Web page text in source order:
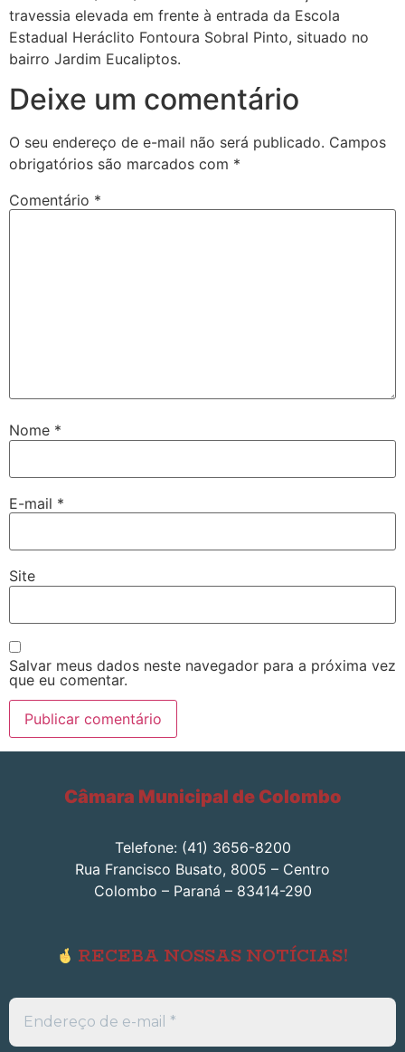
travessia elevada em frente à entrada da Escola
Estadual Heráclito Fontoura Sobral Pinto, situado no
bairro Jardim Eucaliptos.
Deixe um comentário
O seu endereço de e-mail não será publicado. Campos
obrigatórios são marcados com *
Comentário *
Nome *
E-mail *
Site
Salvar meus dados neste navegador para a próxima vez
que eu comentar.
Câmara Municipal de Colombo
Telefone: (41) 3656-8200
Rua Francisco Busato, 8005 – Centro
Colombo – Paraná – 83414-290
RECEBA NOSSAS NOTÍCIAS!
Endereço
de
e-